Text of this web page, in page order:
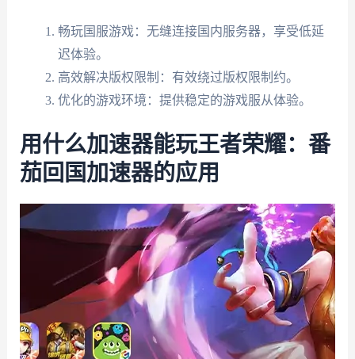
畅玩国服游戏：无缝连接国内服务器，享受低延
迟体验。
高效解决版权限制：有效绕过版权限制约。
优化的游戏环境：提供稳定的游戏服从体验。
用什么加速器能玩王者荣耀：番
茄回国加速器的应用